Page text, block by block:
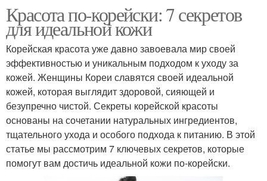
Красота по-корейски: 7 секретов
для идеальной кожи
Корейская красота уже давно завоевала мир своей
эффективностью и уникальным подходом к уходу за
кожей. Женщины Кореи славятся своей идеальной
кожей, которая выглядит здоровой, сияющей и
безупречно чистой. Секреты корейской красоты
основаны на сочетании натуральных ингредиентов,
тщательного ухода и особого подхода к питанию. В этой
статье мы рассмотрим 7 ключевых секретов, которые
помогут вам достичь идеальной кожи по-корейски.